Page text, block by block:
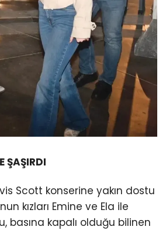
ŞAŞIRDI
Scott konserine yakın dostu
kızları Emine ve Ela ile
basına kapalı olduğu bilinen